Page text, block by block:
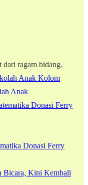
dari ragam bidang.
Kolom
Anak
Donasi Ferry